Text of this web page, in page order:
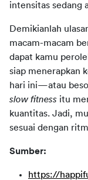
intensitas sedang
Demikianlah
macam-macam
dapat kamu
siap menerapkan
slow fitness itu
kuantitas. Jadi,
sesuai dengan
Sumber:
https://